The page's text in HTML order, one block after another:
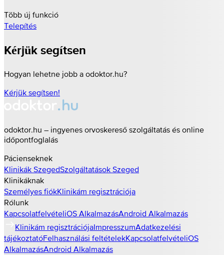
Több új funkció
Telepítés
Kérjük segítsen
Hogyan lehetne jobb a odoktor.hu?
Kérjük segítsen!
odoktor.hu – ingyenes orvoskereső szolgáltatás és online
időpontfoglalás
Pácienseknek
Klinikák SzegedSzolgáltatások Szeged
Klinikáknak
Személyes fiókKlinikám regisztrációja
Rólunk
KapcsolatfelvételiOS AlkalmazásAndroid Alkalmazás
Klinikám regisztrációjaImpresszumAdatkezelési
tájékoztatóFelhasználási feltételekKapcsolatfelvételiOS
AlkalmazásAndroid Alkalmazás